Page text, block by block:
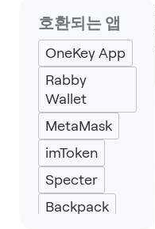
호환되는 앱
OneKey App
Rabby
Wallet
MetaMask
imToken
Specter
Backpack